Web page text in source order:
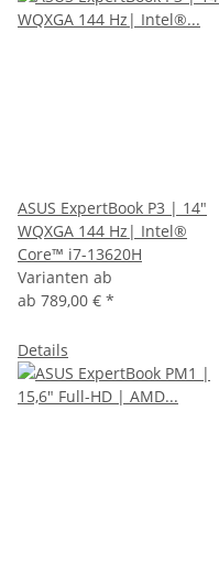
ASUS ExpertBook P3 | 14"
WQXGA 144 Hz| Intel®
Core™ i7-13620H
Varianten ab
ab 789,00 € *
Details